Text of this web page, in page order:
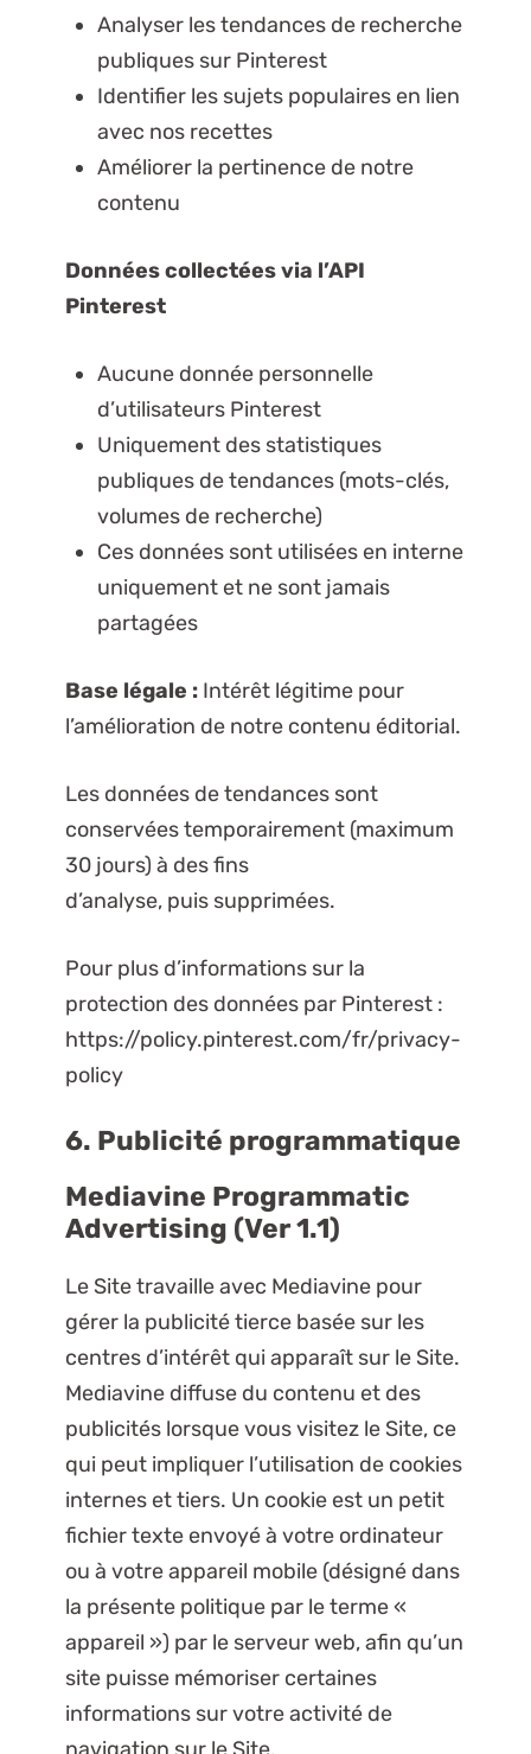
Analyser les tendances de recherche
publiques sur Pinterest
Identifier les sujets populaires en lien
avec nos recettes
Améliorer la pertinence de notre
contenu
Données collectées via l’API
Pinterest
Aucune donnée personnelle
d’utilisateurs Pinterest
Uniquement des statistiques
publiques de tendances (mots-clés,
volumes de recherche)
Ces données sont utilisées en interne
uniquement et ne sont jamais
partagées
Base légale :Intérêt légitime pour
l’amélioration de notre contenu éditorial.
Les données de tendances sont
conservées temporairement (maximum
30 jours) à des fins
d’analyse, puis supprimées.
Pour plus d’informations sur la
protection des données par Pinterest :
https://policy.pinterest.com/fr/privacy-
policy
6. Publicité programmatique
Mediavine Programmatic
Advertising (Ver 1.1)
Le Site travaille avec Mediavine pour
gérer la publicité tierce basée sur les
centres d’intérêt qui apparaît sur le Site.
Mediavine diffuse du contenu et des
publicités lorsque vous visitez le Site, ce
qui peut impliquer l’utilisation de cookies
internes et tiers. Un cookie est un petit
fichier texte envoyé à votre ordinateur
ou à votre appareil mobile (désigné dans
la présente politique par le terme «
appareil ») par le serveur web, afin qu’un
site puisse mémoriser certaines
informations sur votre activité de